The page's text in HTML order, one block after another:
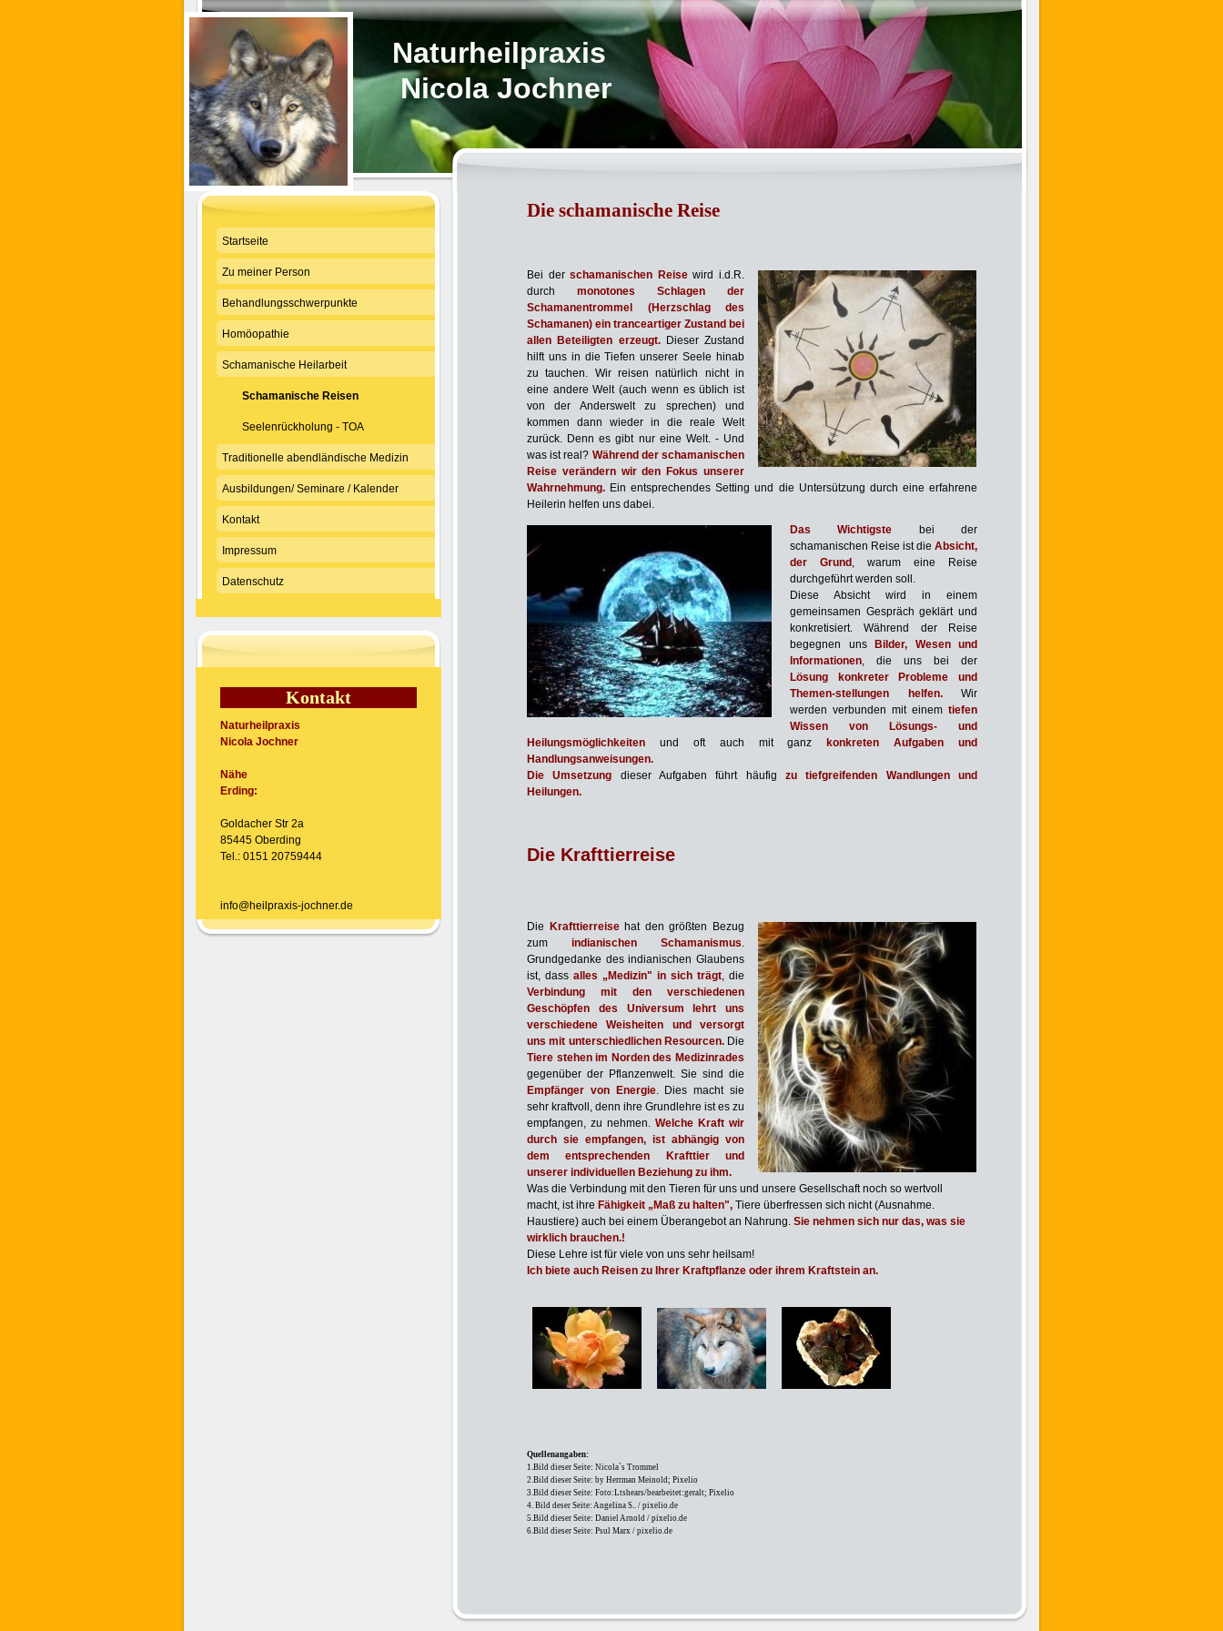
Naturheilpraxis
Nicola Jochner
Die schamanische Reise
Bei derschamanischen Reisewird i.d.R.
durch monotones Schlagen der
Schamanentrommel (Herzschlag des
Schamanen) ein tranceartiger Zustand bei
allen Beteiligten erzeugt.Dieser Zustand
hilft uns in die Tiefen unserer Seele hinab
zu tauchen. Wir reisen natürlich nicht in
eine andere Welt (auch wenn es üblich ist
von der Anderswelt zu sprechen) und
kommen dann wieder in die reale Welt
zurück. Denn es gibt nur eine Welt. - Und
was ist real? Während der schamanischen
Reise verändern wir den Fokus unserer
Wahrnehmung. Ein entsprechendes Setting und die Untersützung durch eine erfahrene
Heilerin helfen uns dabei.
Das Wichtigste bei der
schamanischen Reise ist die Absicht,
der Grund , warum eine Reise
durchgeführt werden soll.
Diese Absicht wird in einem
gemeinsamen Gespräch geklärt und
konkretisiert. Während der Reise
begegnen uns
Bilder, Wesen und
Informationen, die uns bei der
Lösung konkreter Probleme und
Themen-stellungen helfen.
Wir
werden verbunden mit einem tiefen
Wissen von Lösungs- und
Heilungsmöglichkeiten
und oft auch mit ganz
konkreten Aufgaben und
Handlungsanweisungen.
Die Umsetzung dieser Aufgaben führt häufigzu tiefgreifenden Wandlungen und
Heilungen.
Die Krafttierreise
Die Krafttierreise hat den größten Bezug
zum indianischen Schamanismus.
Grundgedanke des indianischen Glaubens
ist, dass alles „Medizin" in sich trägt, die
Verbindung mit den verschiedenen
Geschöpfen des Universum lehrt uns
verschiedene Weisheiten und versorgt
uns mit unterschiedlichen Resourcen.Die
Tiere stehen im Norden des Medizinrades
gegenüber der Pflanzenwelt. Sie sind die
Empfänger von Energie. Dies macht sie
sehr kraftvoll, denn ihre Grundlehre ist es zu
empfangen, zu nehmen. Welche Kraft wir
durch sie empfangen, ist abhängig von
dem entsprechenden Krafttier und
unserer individuellen Beziehung zu ihm.
Was die Verbindung mit den Tieren für uns und unsere Gesellschaft noch so wertvoll
macht, ist ihre Fähigkeit „Maß zu halten", Tiere überfressen sich nicht (Ausnahme.
Haustiere) auch bei einem Überangebot an Nahrung. Sie nehmen sich nur das, was sie
wirklich brauchen.!
Diese Lehre ist für viele von uns sehr heilsam!
Ich biete auch Reisen zu Ihrer Kraftpflanze oder ihrem Kraftstein an.
Quellenangaben:
1.Bild dieser Seite: Nicola`s Trommel
2.Bild dieser Seite: by Herrman Meinold; Pixelio
3.Bild dieser Seite: Foto:Ltshears/bearbeitet:geralt; Pixelio
4. Bild deser Seite: Angelina S.. / pixelio.de
5.Bild dieser Seite: Daniel Arnold / pixelio.de
6.Bild dieser Seite: Psul Marx / pixelio.de
Startseite
Zu meiner Person
Behandlungsschwerpunkte
Homöopathie
Schamanische Heilarbeit
Schamanische Reisen
Seelenrückholung - TOA
Traditionelle abendländische Medizin
Ausbildungen/ Seminare / Kalender
Kontakt
Impressum
Datenschutz
Kontakt
Naturheilpraxis
Nicola Jochner
Nähe
Erding:
Goldacher Str 2a
85445 Oberding
Tel.: 0151 20759444
info@heilpraxis-jochner.de